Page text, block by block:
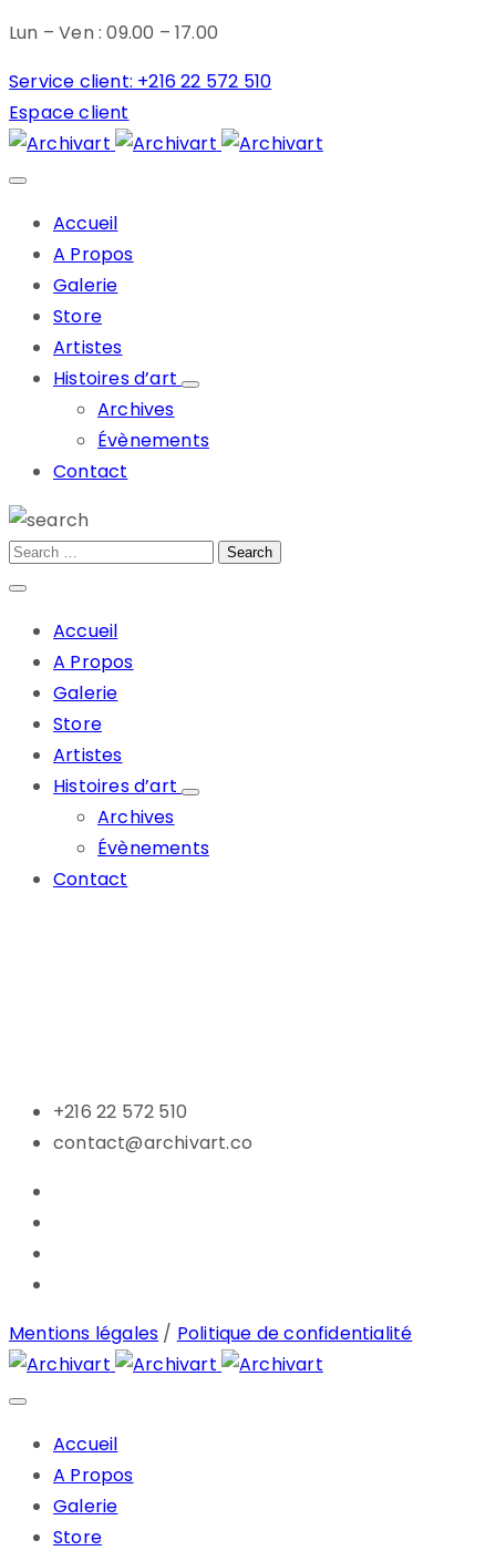
Lun – Ven : 09.00 – 17.00
Service client: +216 22 572 510
Espace client
Accueil
A Propos
Galerie
Store
Artistes
Histoires d’art
Archives
Évènements
Contact
Accueil
A Propos
Galerie
Store
Artistes
Histoires d’art
Archives
Évènements
Contact
+216 22 572 510
contact@archivart.co
Mentions légales / Politique de confidentialité
Accueil
A Propos
Galerie
Store